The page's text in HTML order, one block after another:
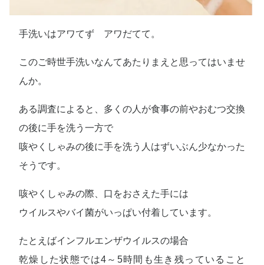
手洗いはアワてず アワだてて。
このご時世手洗いなんてあたりまえと思ってはいませ
んか。
ある調査によると、多くの人が食事の前やおむつ交換
の後に手を洗う一方で
咳やくしゃみの後に手を洗う人はずいぶん少なかった
そうです。
咳やくしゃみの際、口をおさえた手には
ウイルスやバイ菌がいっぱい付着しています。
たとえばインフルエンザウイルスの場合
乾燥した状態では4～5時間も生き残っていること